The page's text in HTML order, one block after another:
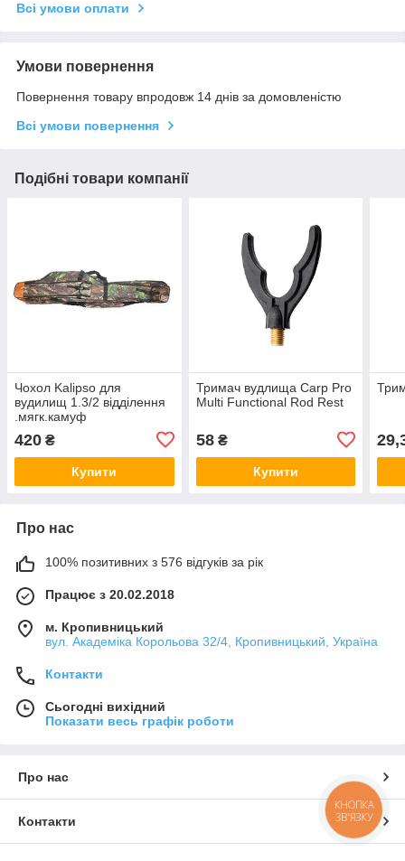
Всі умови оплати
Умови повернення
Повернення товару впродовж 14 днів за домовленістю
Всі умови повернення
Подібні товари компанії
Чохол Kalipso для
вудилищ 1.3/2 відділення
.мягк.камуф
420 ₴
Купити
Тримач вудлища Carp Pro
Multi Functional Rod Rest
58₴
Купити
Про нас
100% позитивних з 576 відгуків за рік
Працює з 20.02.2018
м. Кропивницький
вул. Академіка Корольова 32/4, Кропивницький, Україна
Контакти
Сьогодні вихідний
Показати весь графік роботи
Про нас
Контакти
КНОПКА
ЗВ'ЯЗКУ